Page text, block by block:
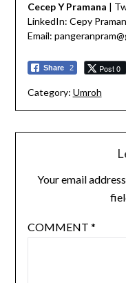
Cecep Y Pramana |
LinkedIn: Cepy
Email:
Share 2 Post 0
Category: Umroh
Your email
COMMENT *